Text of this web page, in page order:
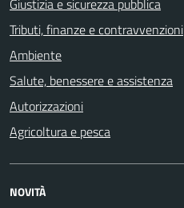
Tributi, finanze e contravvenzioni
Ambiente
Salute, benessere e assistenza
Autorizzazioni
Agricoltura e pesca
NOVITÀ